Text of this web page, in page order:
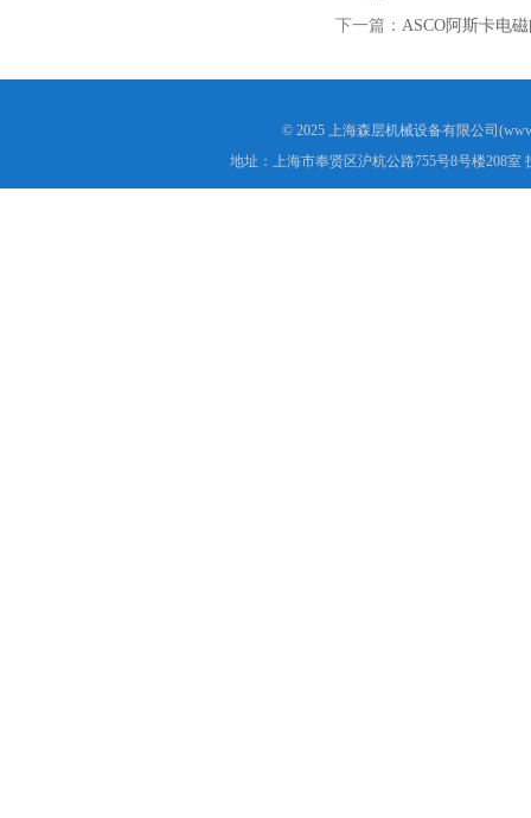
下一篇： ASCO阿斯卡电磁
© 2025 上海森层机械设备有限公司
地址：上海市奉贤区沪杭公路755号8号楼208室